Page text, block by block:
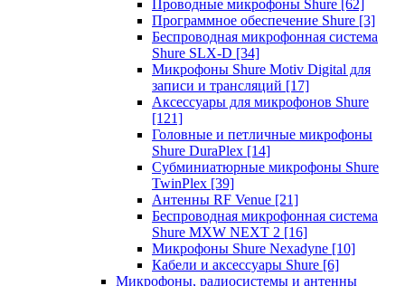
Проводные микрофоны Shure [62]
Программное обеспечение Shure [3]
Беспроводная микрофонная система
Shure SLX-D [34]
Микрофоны Shure Motiv Digital для
записи и трансляций [17]
Аксессуары для микрофонов Shure
[121]
Головные и петличные микрофоны
Shure DuraPlex [14]
Субминиатюрные микрофоны Shure
TwinPlex [39]
Антенны RF Venue [21]
Беспроводная микрофонная система
Shure MXW NEXT 2 [16]
Микрофоны Shure Nexadyne [10]
Кабели и аксессуары Shure [6]
Микрофоны, радиосистемы и антенны